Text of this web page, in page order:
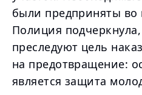
были предприняты во
Полиция
преследуют цель
на предотвращение:
является защита